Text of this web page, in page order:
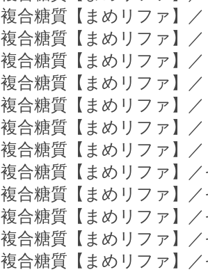
複合糖質【まめリファ】
複合糖質【まめリファ】
複合糖質【まめリファ】
複合糖質【まめリファ】
複合糖質【まめリファ】
複合糖質【まめリファ】
複合糖質【まめリファ】
複合糖質【まめリファ】
複合糖質【まめリファ】
複合糖質【まめリファ】
複合糖質【まめリファ】
複合糖質【まめリファ】